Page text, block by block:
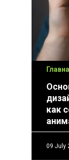
как
09 July